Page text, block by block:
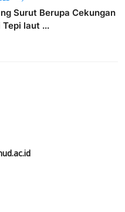
Surut Berupa Cekungan
Tepi laut ...